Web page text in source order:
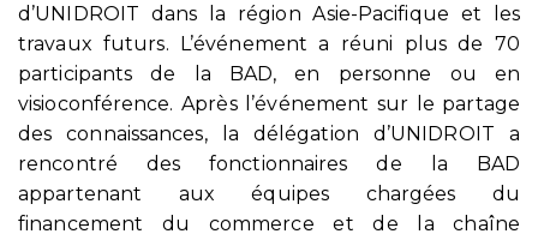
d’UNIDROIT dans la région Asie-Pacifique et les
travaux futurs. L’événement a réuni plus de 70
participants de la BAD, en personne ou en
visioconférence. Après l’événement sur le partage
des connaissances, la délégation d’UNIDROIT a
rencontré des fonctionnaires de la BAD
appartenant aux équipes chargées du
financement du commerce et de la chaîne